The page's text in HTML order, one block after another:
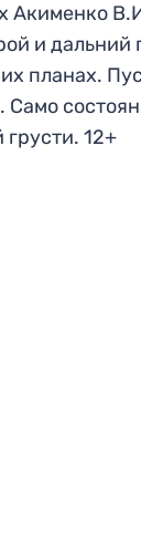
Акименко
и
планах.
Само
грусти. 12+